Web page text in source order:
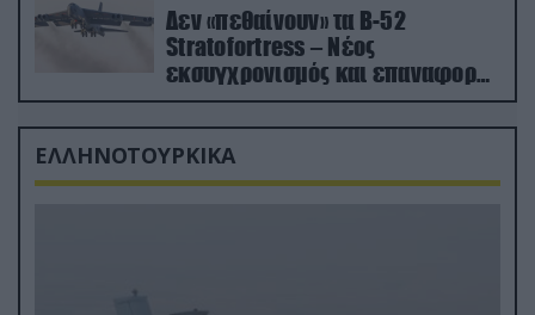
Δεν «πεθαίνουν» τα Β-52
Stratofortress – Νέος
εκσυγχρονισμός και επαναφορά
από τα «νεκροταφεία»
ΕΛΛΗΝΟΤΟΥΡΚΙΚΑ